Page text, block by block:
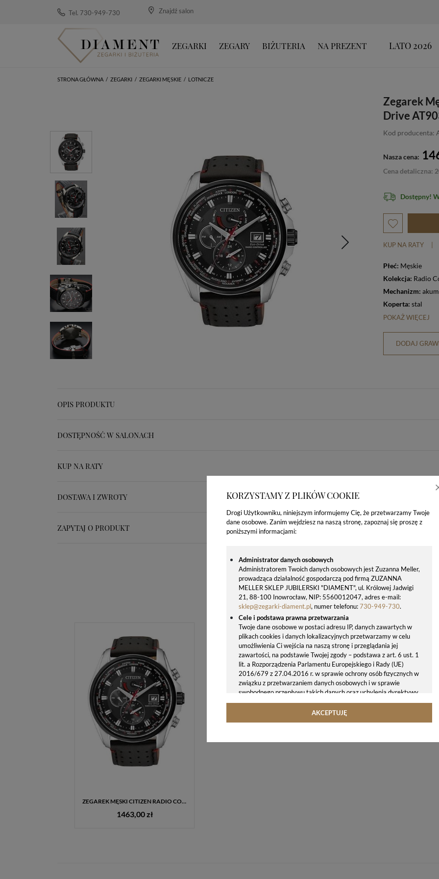
KORZYSTAMY Z PLIKÓW COOKIE
Drogi Użytkowniku, niniejszym informujemy Cię, że przetwarzamy Twoje
dane osobowe. Zanim wejdziesz na naszą stronę, zapoznaj się proszę z
poniższymi informacjami:
Administrator danych osobowych
Administratorem Twoich danych osobowych jest Zuzanna Meller,
prowadząca działalność gospodarczą pod firmą ZUZANNA
MELLER SKLEP JUBILERSKI "DIAMENT", ul. Królowej Jadwigi
21, 88-100 Inowrocław, NIP: 5560012047, adres e-mail:
sklep@zegarki-diament.pl, numer telefonu:730-949-730.
Cele i podstawa prawna przetwarzania
Twoje dane osobowe w postaci adresu IP, danych zawartych w
plikach cookies i danych lokalizacyjnych przetwarzamy w celu
umożliwienia Ci wejścia na naszą stronę i przeglądania jej
zawartości, na podstawie Twojej zgody – podstawa z art. 6 ust. 1
lit. a Rozporządzenia Parlamentu Europejskiego i Rady (UE)
2016/679 z 27.04.2016 r. w sprawie ochrony osób fizycznych w
związku z przetwarzaniem danych osobowych i w sprawie
swobodnego przepływu takich danych oraz uchylenia dyrektywy
95/46/WE (ogólne rozporządzenie o ochronie danych, tj. RODO).
Twoje dane osobowe możemy udostępniać hostingodawcy. Takie
zgodnie z naszymi poleceniami. Przekazujemy Twoje dane poza
AKCEPTUJĘ
Tel. 730-949-730 Znajdź salon
ZEGARKI ZEGARY BIŻUTERIA NA PREZENT LATO 2026
STRONA GŁÓWNA / ZEGARKI / ZEGARKI MĘSKIE / LOTNICZE
Zegarek
Drive
Kod producenta:
Nasza cena:
Cena detaliczna:
Dostępny!
KUP NA RATY
Płeć: Męskie
Kolekcja: Radio
Mechanizm:
Koperta: stal
POKAŻ WIĘCEJ
DODAJ
OPIS PRODUKTU
DOSTĘPNOŚĆ W SALONACH
KUP NA RATY
DOSTAWA I ZWROTY
ZAPYTAJ O PRODUKT
OSTATNIO OGLĄDANE PRODUKTY
ZEGAREK MĘSKI CITIZEN RADIO CONTROLLED ECO-DRIVE AT9036-08E + GRAWER GRATIS
1463,00 zł